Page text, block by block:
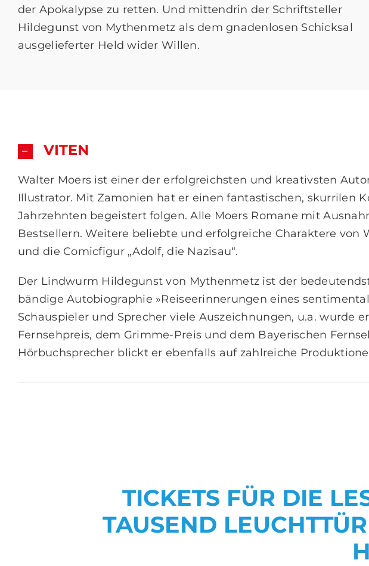
der Apokalypse zu retten. Und mittendrin der Schriftsteller
Hildegunst von Mythenmetz als dem gnadenlosen Schicksal
ausgelieferter Held wider Willen.
VITEN
Walter Moers ist einer der erfolgreichsten und kreativsten
Illustrator. Mit Zamonien hat er einen fantastischen, skurrilen
Jahrzehnten begeistert folgen. Alle Moers Romane mit
Bestsellern. Weitere beliebte und erfolgreiche Charaktere von
und die Comicfigur „Adolf, die Nazisau“.
Der Lindwurm Hildegunst von Mythenmetz ist der
bändige Autobiographie »Reiseerinnerungen eines
Schauspieler und Sprecher viele Auszeichnungen, u.a. wurde
Fernsehpreis, dem Grimme-Preis und dem Bayerischen
Hörbuchsprecher blickt er ebenfalls auf zahlreiche
TICKETS FÜR DIE
TAUSEND